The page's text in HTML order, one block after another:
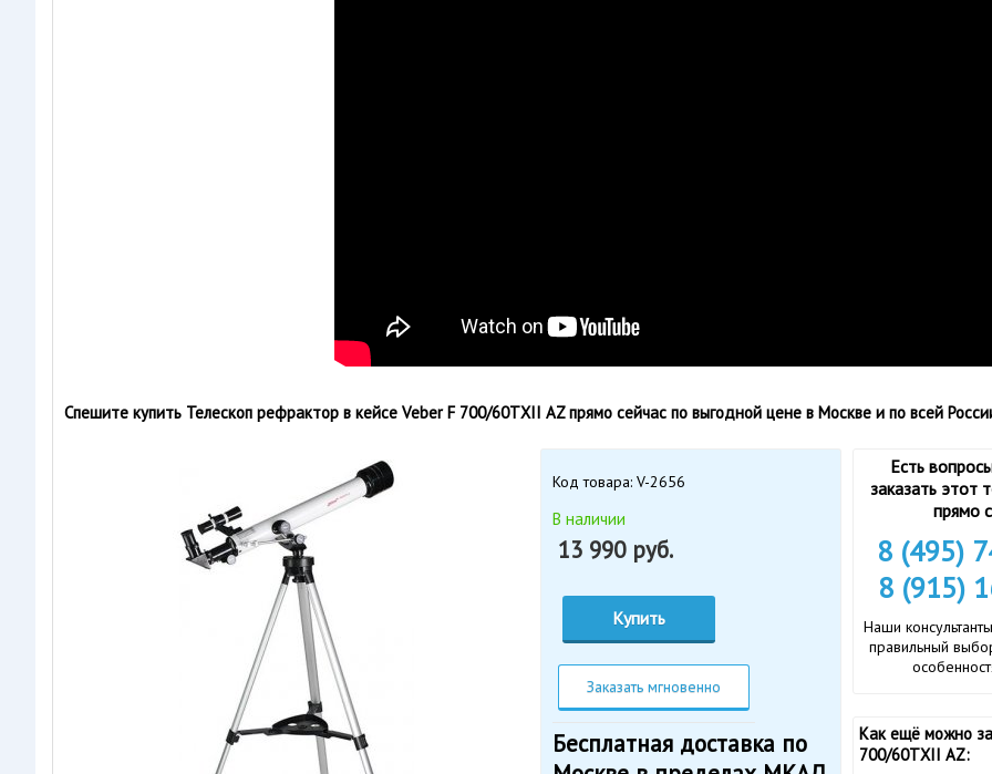
Спешите купить Телескоп рефрактор в кейсе Veber F 700/60TXII AZ прямо сейчас по выгодной цене в Москве и по всей
Код товара: V-2656
В наличии
13 990 руб.
Купить
Заказать мгновенно
Бесплатная доставка по
Есть
заказать этот
прямо
8 (495)
8 (915)
Наши
правильный
Как ещё можно
700/60TXII AZ: